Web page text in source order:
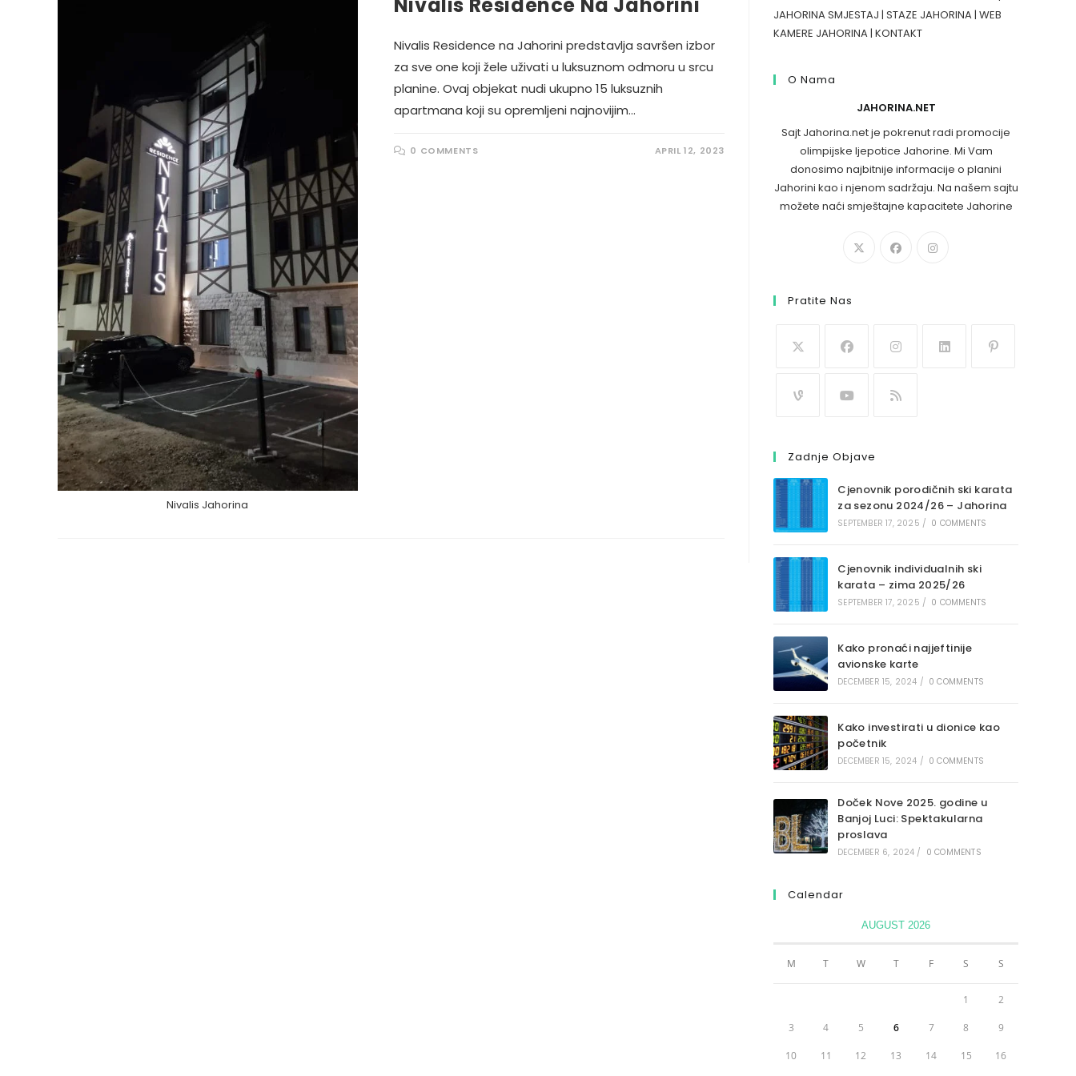
Nivalis Jahorina
Nivalis Residence na Jahorini predstavlja savršen izbor
za sve one koji žele uživati u luksuznom odmoru u srcu
planine. Ovaj objekat nudi ukupno 15 luksuznih
apartmana koji su opremljeni najnovijim…
0 COMMENTS APRIL 12, 2023
JAHORINA SMJESTAJ | STAZE JAHORINA| WEB
KAMERE JAHORINA| KONTAKT
O Nama
JAHORINA.NET
Sajt Jahorina.net je pokrenut radi promocije
olimpijske ljepotice Jahorine. Mi Vam
donosimo najbitnije informacije o planini
Jahorini kao i njenom sadržaju. Na našem sajtu
možete naći smještajne kapacitete Jahorine
Pratite Nas
Zadnje Objave
Cjenovnik porodičnih ski karata
za sezonu 2024/26 – Jahorina
SEPTEMBER 17, 2025 / 0 COMMENTS
Cjenovnik individualnih ski
karata – zima 2025/26
SEPTEMBER 17, 2025 / 0 COMMENTS
Kako pronaći najjeftinije
avionske karte
DECEMBER 15, 2024 / 0 COMMENTS
Kako investirati u dionice kao
početnik
DECEMBER 15, 2024 / 0 COMMENTS
Doček Nove 2025. godine u
Banjoj Luci: Spektakularna
proslava
DECEMBER 6, 2024 / 0 COMMENTS
Calendar
AUGUST 2026
M T W T F S S
1 2
3 4 5 6 7 8 9
10 11 12 13 14 15 16